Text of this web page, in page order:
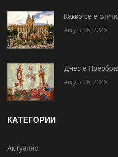
Какво се е
Август 06, 2026
Днес е
Август 06, 2026
КАТЕГОРИИ
Актуално